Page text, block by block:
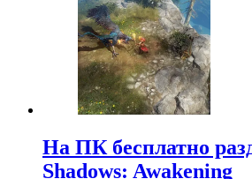
На ПК бесплатно
Shadows: Awakening